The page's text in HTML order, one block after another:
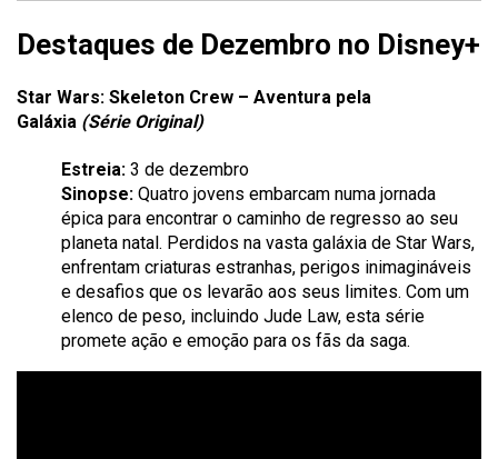
Destaques de Dezembro no Disney+
Star Wars: Skeleton Crew – Aventura pela
Galáxia (Série Original)
Estreia: 3 de dezembro
Sinopse: Quatro jovens embarcam numa jornada
épica para encontrar o caminho de regresso ao seu
planeta natal. Perdidos na vasta galáxia de Star Wars,
enfrentam criaturas estranhas, perigos inimagináveis
e desafios que os levarão aos seus limites. Com um
elenco de peso, incluindo Jude Law, esta série
promete ação e emoção para os fãs da saga.